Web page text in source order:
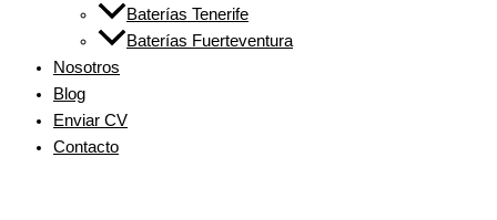
Baterías Tenerife
Baterías Fuerteventura
Nosotros
Blog
Enviar CV
Contacto